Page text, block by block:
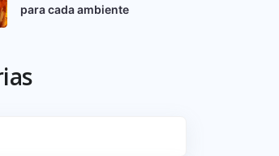
para cada ambiente